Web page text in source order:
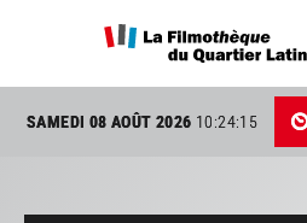
SAMEDI 08 AOÛT 2026 10:24:15